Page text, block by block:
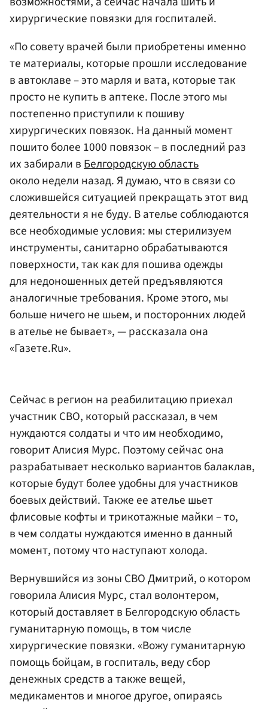
хирургические повязки для госпиталей.
«По совету врачей были приобретены именно
те материалы, которые прошли исследование
в автоклаве – это марля и вата, которые так
просто не купить в аптеке. После этого мы
постепенно приступили к пошиву
хирургических повязок. На данный момент
пошито более 1000 повязок – в последний раз
их забирали вБелгородскую область
около недели назад. Я думаю, что в связи со
сложившейся ситуацией прекращать этот вид
деятельности я не буду. В ателье соблюдаются
все необходимые условия: мы стерилизуем
инструменты, санитарно обрабатываются
поверхности, так как для пошива одежды
для недоношенных детей предъявляются
аналогичные требования. Кроме этого, мы
больше ничего не шьем, и посторонних людей
в ателье не бывает», — рассказала она
«Газете.Ru».
Сейчас в регион на реабилитацию приехал
участник СВО, который рассказал, в чем
нуждаются солдаты и что им необходимо,
говорит Алисия Мурс. Поэтому сейчас она
разрабатывает несколько вариантов балаклав,
которые будут более удобны для участников
боевых действий. Также ее ателье шьет
флисовые кофты и трикотажные майки – то,
в чем солдаты нуждаются именно в данный
момент, потому что наступают холода.
Вернувшийся из зоны СВО Дмитрий, о котором
говорила Алисия Мурс, стал волонтером,
который доставляет в Белгородскую область
гуманитарную помощь, в том числе
хирургические повязки. «Вожу гуманитарную
помощь бойцам, в госпиталь, веду сбор
денежных средств а также вещей,
медикаментов и многое другое, опираясь